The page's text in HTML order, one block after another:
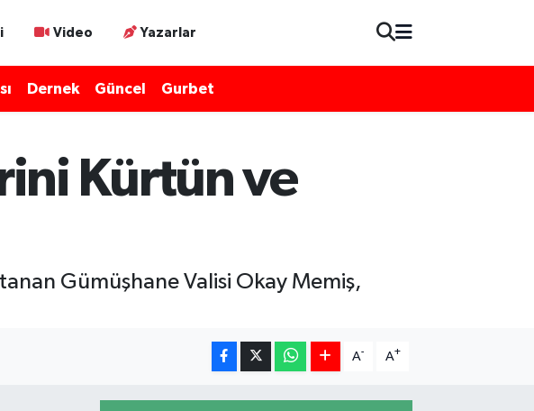
Video Yazarlar
Dernek Güncel Gurbet
Kürtün ve
Gümüşhane Valisi Okay Memiş,
A- A+